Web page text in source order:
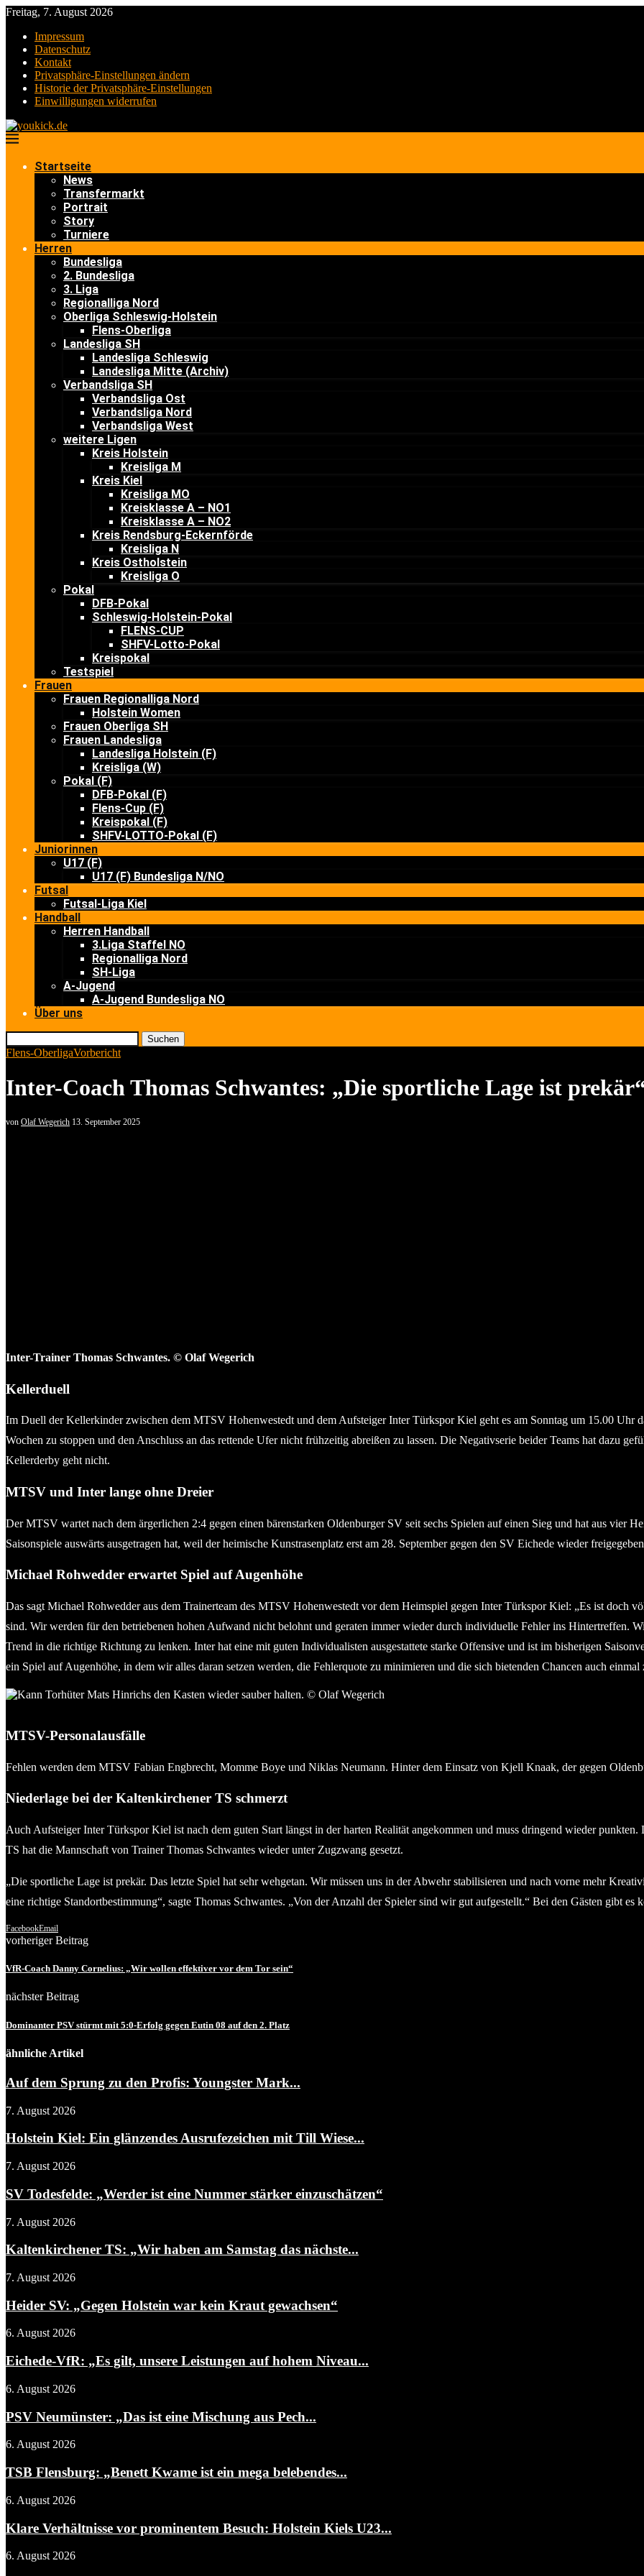
Freitag, 7. August 2026
Impressum
Datenschutz
Kontakt
Privatsphäre-Einstellungen ändern
Historie der Privatsphäre-Einstellungen
Einwilligungen widerrufen
Startseite
News
Transfermarkt
Portrait
Story
Turniere
Herren
Bundesliga
2. Bundesliga
3. Liga
Regionalliga Nord
Oberliga Schleswig-Holstein
Flens-Oberliga
Landesliga SH
Landesliga Schleswig
Landesliga Mitte (Archiv)
Verbandsliga SH
Verbandsliga Ost
Verbandsliga Nord
Verbandsliga West
weitere Ligen
Kreis Holstein
Kreisliga M
Kreis Kiel
Kreisliga MO
Kreisklasse A – NO1
Kreisklasse A – NO2
Kreis Rendsburg-Eckernförde
Kreisliga N
Kreis Ostholstein
Kreisliga O
Pokal
DFB-Pokal
Schleswig-Holstein-Pokal
FLENS-CUP
SHFV-Lotto-Pokal
Kreispokal
Testspiel
Frauen
Frauen Regionalliga Nord
Holstein Women
Frauen Oberliga SH
Frauen Landesliga
Landesliga Holstein (F)
Kreisliga (W)
Pokal (F)
DFB-Pokal (F)
Flens-Cup (F)
Kreispokal (F)
SHFV-LOTTO-Pokal (F)
Juniorinnen
U17 (F)
U17 (F) Bundesliga N/NO
Futsal
Futsal-Liga Kiel
Handball
Herren Handball
3.Liga Staffel NO
Regionalliga Nord
SH-Liga
A-Jugend
A-Jugend Bundesliga NO
Über uns
Suchen
Flens-OberligaVorbericht
Inter-Coach Thomas Schwantes: „Die sportliche Lage ist
von Olaf Wegerich 13. September 2025
Inter-Trainer Thomas Schwantes. © Olaf Wegerich
Kellerduell
Im Duell der Kellerkinder zwischen dem MTSV Hohenwestedt und dem Aufsteiger Inter Türkspor Kiel geht es am Sonntag um 15.00 Uhr
Wochen zu stoppen und den Anschluss an das rettende Ufer nicht frühzeitig abreißen zu lassen. Die Negativserie beider Teams hat dazu
Kellerderby geht nicht.
MTSV und Inter lange ohne Dreier
Der MTSV wartet nach dem ärgerlichen 2:4 gegen einen bärenstarken Oldenburger SV seit sechs Spielen auf einen Sieg und hat aus vier
Saisonspiele auswärts ausgetragen hat, weil der heimische Kunstrasenplatz erst am 28. September gegen den SV Eichede wieder
Michael Rohwedder erwartet Spiel auf Augenhöhe
Das sagt Michael Rohwedder aus dem Trainerteam des MTSV Hohenwestedt vor dem Heimspiel gegen Inter Türkspor Kiel: „Es ist doch
sind. Wir werden für den betriebenen hohen Aufwand nicht belohnt und geraten immer wieder durch individuelle Fehler ins Hintertreffen.
Trend in die richtige Richtung zu lenken. Inter hat eine mit guten Individualisten ausgestattete starke Offensive und ist im bisherigen
ein Spiel auf Augenhöhe, in dem wir alles daran setzen werden, die Fehlerquote zu minimieren und die sich bietenden Chancen auch einmal
MTSV-Personalausfälle
Fehlen werden dem MTSV Fabian Engbrecht, Momme Boye und Niklas Neumann. Hinter dem Einsatz von Kjell Knaak, der gegen
Niederlage bei der Kaltenkirchener TS schmerzt
Auch Aufsteiger Inter Türkspor Kiel ist nach dem guten Start längst in der harten Realität angekommen und muss dringend wieder
TS hat die Mannschaft von Trainer Thomas Schwantes wieder unter Zugzwang gesetzt.
„Die sportliche Lage ist prekär. Das letzte Spiel hat sehr wehgetan. Wir müssen uns in der Abwehr stabilisieren und nach vorne mehr
eine richtige Standortbestimmung“, sagte Thomas Schwantes. „Von der Anzahl der Spieler sind wir gut aufgestellt.“ Bei den Gästen gibt es
FacebookEmail
vorheriger Beitrag
VfR-Coach Danny Cornelius: „Wir wollen effektiver vor dem Tor sein“
nächster Beitrag
Dominanter PSV stürmt mit 5:0-Erfolg gegen Eutin 08 auf den 2. Platz
ähnliche Artikel
Auf dem Sprung zu den Profis: Youngster Mark...
7. August 2026
Holstein Kiel: Ein glänzendes Ausrufezeichen mit Till Wiese...
7. August 2026
SV Todesfelde: „Werder ist eine Nummer stärker einzuschätzen“
7. August 2026
Kaltenkirchener TS: „Wir haben am Samstag das nächste...
7. August 2026
Heider SV: „Gegen Holstein war kein Kraut gewachsen“
6. August 2026
Eichede-VfR: „Es gilt, unsere Leistungen auf hohem Niveau...
6. August 2026
PSV Neumünster: „Das ist eine Mischung aus Pech...
6. August 2026
TSB Flensburg: „Benett Kwame ist ein mega belebendes...
6. August 2026
Klare Verhältnisse vor prominentem Besuch: Holstein Kiels U23...
6. August 2026